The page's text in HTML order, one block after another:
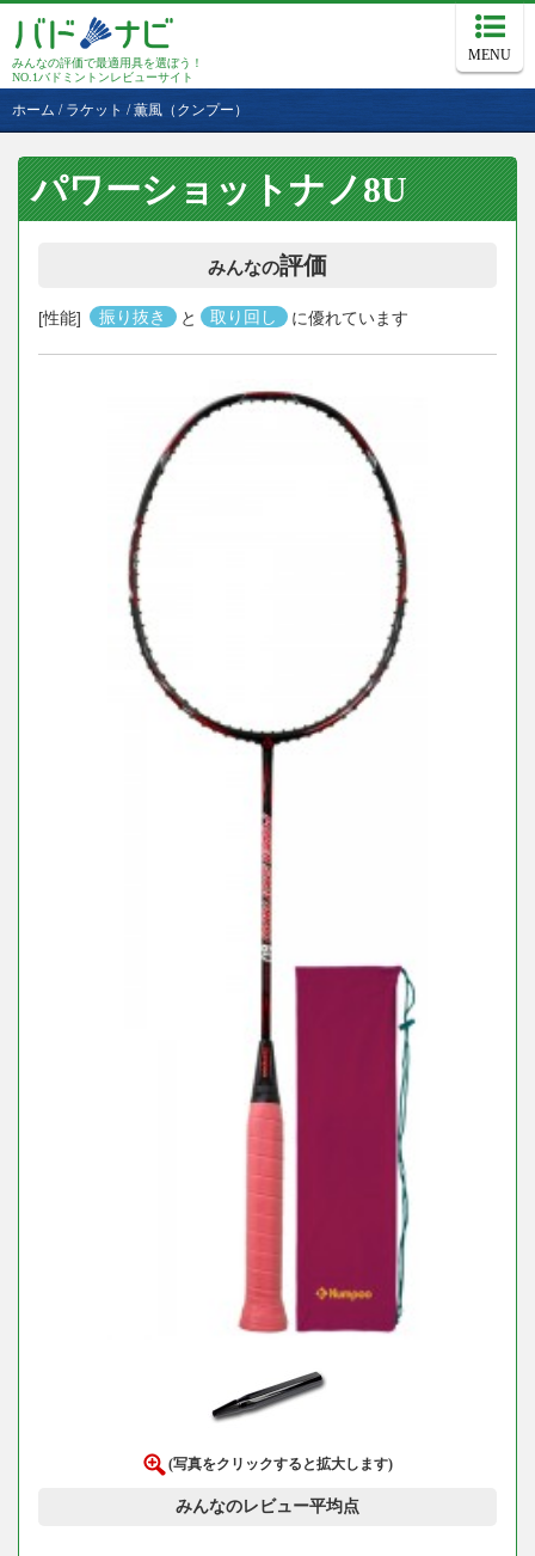
みんなの評価で最適用具を選ぼう！
NO.1バドミントンレビューサイト
MENU
ホーム / ラケット /薫風（クンプー）
パワーショットナノ8U
みんなの評価
[性能] 振り抜き と 取り回し に優れています
(写真をクリックすると拡大します)
みんなのレビュー平均点